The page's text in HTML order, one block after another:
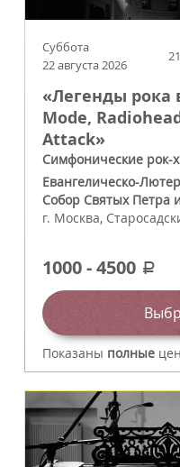
Суббота
22 августа 2026
«Легенды рока
Mode,
Attack»
Симфонические рок-
Евангелическо-
Собор Святых Петра
г. Москва,
1000-4500 a
Показаны полные